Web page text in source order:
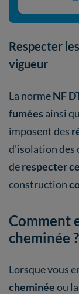
Respecter
vigueur
La normeNF
fumées ainsi
imposent des
d'isolation des
derespecter
construction
Comment
cheminée ?
Lorsque vous
cheminéeou la